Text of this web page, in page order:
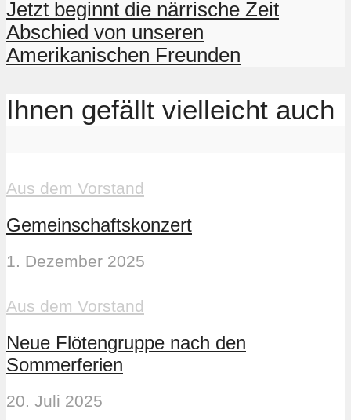
Jetzt beginnt die närrische Zeit
Abschied von unseren
Amerikanischen Freunden
Ihnen gefällt vielleicht auch
Aus dem Vorstand
Gemeinschaftskonzert
1. Dezember 2025
Aus dem Vorstand
Neue Flötengruppe nach den
Sommerferien
20. Juli 2025